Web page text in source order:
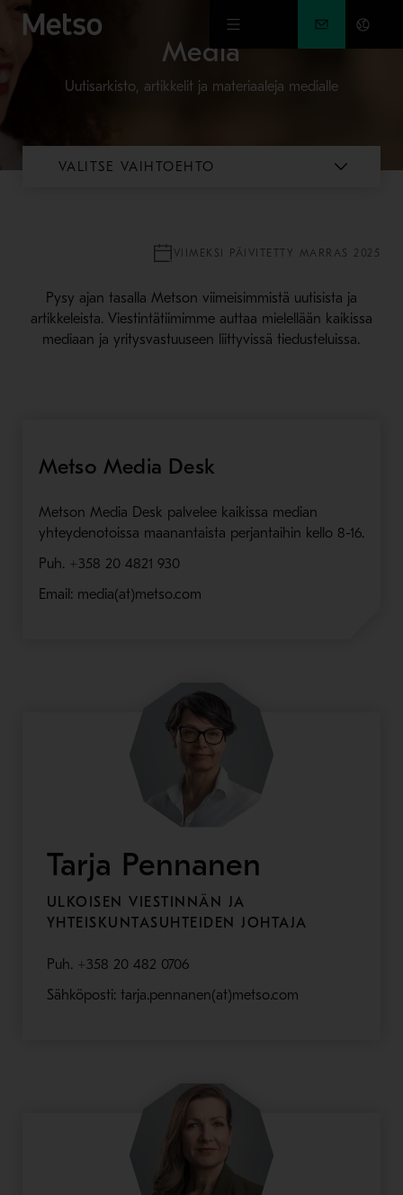
Siirry pääsisältöön
Media
Uutisarkisto, artikkelit ja materiaaleja medialle
VALITSE VAIHTOEHTO
VIIMEKSI PÄIVITETTY MARRAS 2025
Pysy ajan tasalla Metson viimeisimmistä uutisista ja
artikkeleista. Viestintätiimimme auttaa mielellään kaikissa
mediaan ja yritysvastuuseen liittyvissä tiedusteluissa.
Metso Media Desk
Metson Media Desk palvelee kaikissa median
yhteydenotoissa maanantaista perjantaihin kello 8-16.
Puh. +358 20 4821 930
Email: media(at)metso.com
Tarja Pennanen
ULKOISEN VIESTINNÄN JA
YHTEISKUNTASUHTEIDEN JOHTAJA
Puh. +358 20 482 0706
Sähköposti: tarja.pennanen(at)metso.com